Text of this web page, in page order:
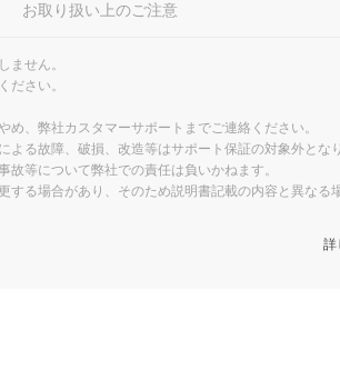
お取り扱い上のご注意
ません。
ださい。
め、弊社カスタマーサポートまでご連絡ください。
よる故障、破損、改造等はサポート保証の対象外とな
故等について弊社での責任は負いかねます。
する場合があり、そのため説明書記載の内容と異なる
詳